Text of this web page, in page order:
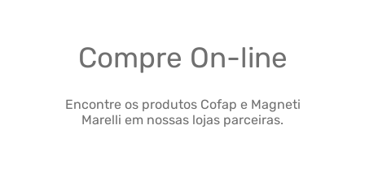
Compre On-line
Encontre os produtos Cofap e Magneti
Marelli em nossas lojas parceiras.